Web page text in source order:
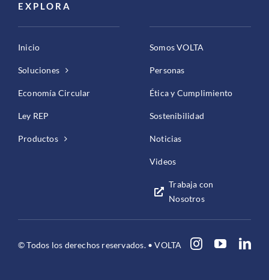
EXPLORA
Inicio
Soluciones
Economía Circular
Ley REP
Productos
Somos VOLTA
Personas
Ética y Cumplimiento
Sostenibilidad
Noticias
Videos
Trabaja con
Nosotros
© Todos los derechos reservados. • VOLTA